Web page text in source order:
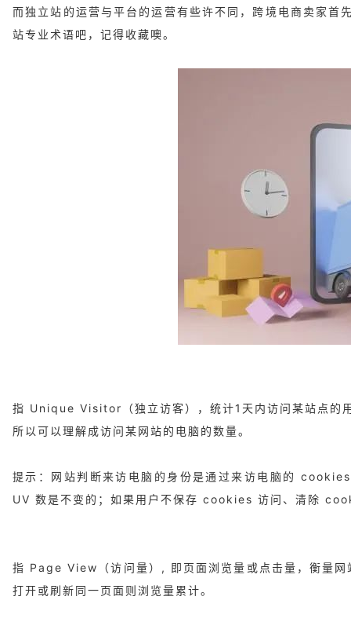
而独立站的运营与平台的运营有些许不同，跨境电商卖家
站专业术语吧，记得收藏噢。
指 Unique Visitor（独立访客），统计1天内访问某站点的
所以可以理解成访问某网站的电脑的数量。
提示：网站判断来访电脑的身份是通过来访电脑的
UV 数是不变的；如果用户不保存 cookies 访问、清除
指 Page View（访问量）, 即页面浏览量或点击量，衡量网
打开或刷新同一页面则浏览量累计。